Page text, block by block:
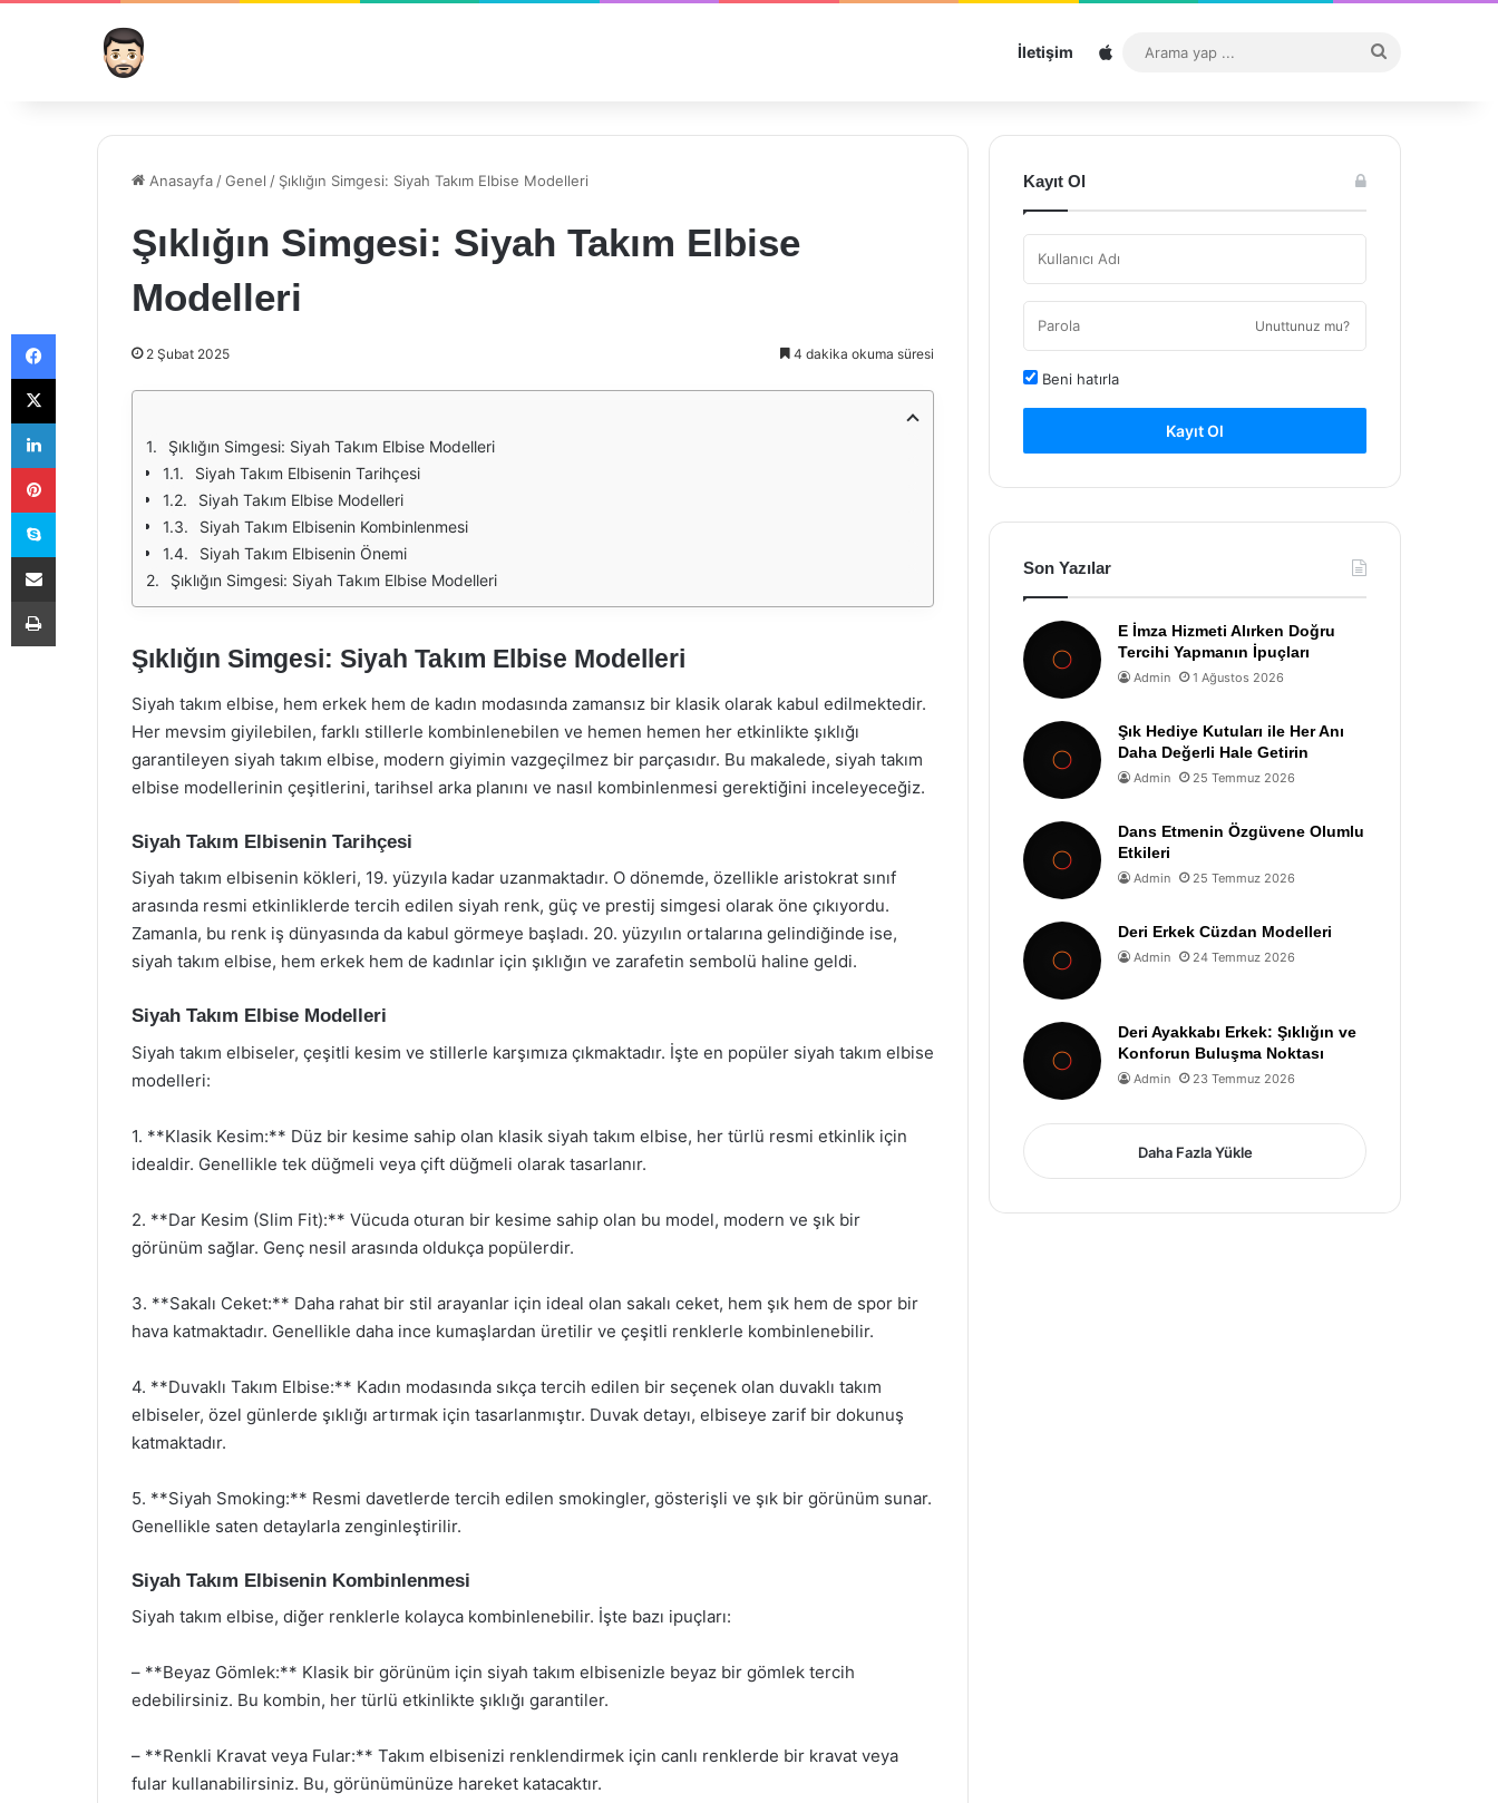
İletişim Sitemap
...
Anasayfa /Genel / Şıklığın Simgesi: Siyah Takım Elbise Modelleri
Şıklığın Simgesi: Siyah Takım Elbise
Modelleri
2 Şubat 2025 4 dakika okuma süresi
Şıklığın Simgesi: Siyah Takım Elbise Modelleri
Siyah Takım Elbisenin Tarihçesi
Siyah Takım Elbise Modelleri
Siyah Takım Elbisenin Kombinlenmesi
Siyah Takım Elbisenin Önemi
Şıklığın Simgesi: Siyah Takım Elbise Modelleri
Şıklığın Simgesi: Siyah Takım Elbise Modelleri
Siyah takım elbise, hem erkek hem de kadın modasında zamansız bir klasik olarak kabul edilmektedir.
Her mevsim giyilebilen, farklı stillerle kombinlenebilen ve hemen hemen her etkinlikte şıklığı
garantileyen siyah takım elbise, modern giyimin vazgeçilmez bir parçasıdır. Bu makalede, siyah takım
elbise modellerinin çeşitlerini, tarihsel arka planını ve nasıl kombinlenmesi gerektiğini inceleyeceğiz.
Siyah Takım Elbisenin Tarihçesi
Siyah takım elbisenin kökleri, 19. yüzyıla kadar uzanmaktadır. O dönemde, özellikle aristokrat sınıf
arasında resmi etkinliklerde tercih edilen siyah renk, güç ve prestij simgesi olarak öne çıkıyordu.
Zamanla, bu renk iş dünyasında da kabul görmeye başladı. 20. yüzyılın ortalarına gelindiğinde ise,
siyah takım elbise, hem erkek hem de kadınlar için şıklığın ve zarafetin sembolü haline geldi.
Siyah Takım Elbise Modelleri
Siyah takım elbiseler, çeşitli kesim ve stillerle karşımıza çıkmaktadır. İşte en popüler siyah takım elbise
modelleri:
1. **Klasik Kesim:** Düz bir kesime sahip olan klasik siyah takım elbise, her türlü resmi etkinlik için
idealdir. Genellikle tek düğmeli veya çift düğmeli olarak tasarlanır.
2. **Dar Kesim (Slim Fit):** Vücuda oturan bir kesime sahip olan bu model, modern ve şık bir
görünüm sağlar. Genç nesil arasında oldukça popülerdir.
3. **Sakalı Ceket:** Daha rahat bir stil arayanlar için ideal olan sakalı ceket, hem şık hem de spor bir
hava katmaktadır. Genellikle daha ince kumaşlardan üretilir ve çeşitli renklerle kombinlenebilir.
4. **Duvaklı Takım Elbise:** Kadın modasında sıkça tercih edilen bir seçenek olan duvaklı takım
elbiseler, özel günlerde şıklığı artırmak için tasarlanmıştır. Duvak detayı, elbiseye zarif bir dokunuş
katmaktadır.
5. **Siyah Smoking:** Resmi davetlerde tercih edilen smokingler, gösterişli ve şık bir görünüm sunar.
Genellikle saten detaylarla zenginleştirilir.
Siyah Takım Elbisenin Kombinlenmesi
Siyah takım elbise, diğer renklerle kolayca kombinlenebilir. İşte bazı ipuçları:
– **Beyaz Gömlek:** Klasik bir görünüm için siyah takım elbisenizle beyaz bir gömlek tercih
edebilirsiniz. Bu kombin, her türlü etkinlikte şıklığı garantiler.
– **Renkli Kravat veya Fular:** Takım elbisenizi renklendirmek için canlı renklerde bir kravat veya
fular kullanabilirsiniz. Bu, görünümünüze hareket katacaktır.
Kayıt Ol
Unuttunuz mu?
Beni hatırla
Kayıt Ol
Son Yazılar
E İmza Hizmeti Alırken Doğru
Tercihi Yapmanın İpuçları
Admin 1 Ağustos 2026
Şık Hediye Kutuları ile Her Anı
Daha Değerli Hale Getirin
Admin 25 Temmuz 2026
Dans Etmenin Özgüvene Olumlu
Etkileri
Admin 25 Temmuz 2026
Deri Erkek Cüzdan Modelleri
Admin 24 Temmuz 2026
Deri Ayakkabı Erkek: Şıklığın ve
Konforun Buluşma Noktası
Admin 23 Temmuz 2026
Daha Fazla Yükle
Facebook
X
LinkedIn
Pinterest
Skype
E-Posta ile paylaş